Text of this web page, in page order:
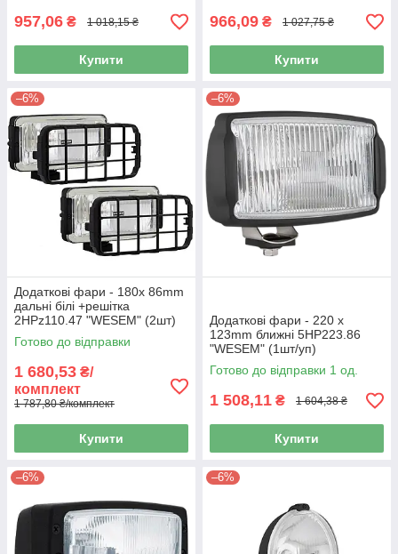
957,06 ₴ 1 018,15 ₴
Купити
966,09 ₴ 1 027,75 ₴
Купити
–6%
Додаткові фари - 180х 86mm
дальні білі +решітка
2НРz110.47 "WESEM" (2шт)
Готово до відправки
1 680,53 ₴/
комплект
1 787,80 ₴/комплект
Купити
–6%
Додаткові фари - 220 х
123mm ближні 5НР223.86
"WESEM" (1шт/уп)
Готово до відправки 1 од.
1 508,11 ₴ 1 604,38 ₴
Купити
–6% –6%